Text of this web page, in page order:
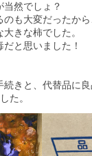
然でしょ？
も大変だったか
きな柿でした。
と思いました！
きと、代替品に